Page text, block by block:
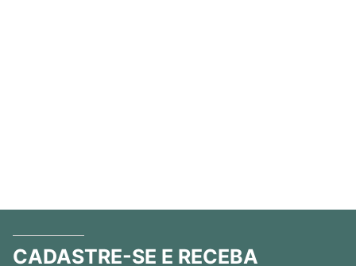
CADASTRE-SE E RECEBA